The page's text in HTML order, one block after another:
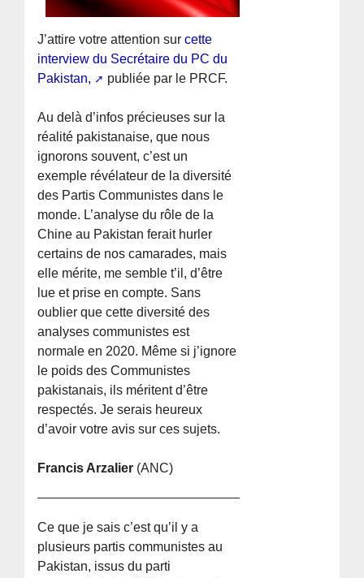
J’attire votre attention surcette
interview du Secrétaire du PC du
Pakistan,
publiée par le PRCF.
Au delà d’infos précieuses sur la
réalité pakistanaise, que nous
ignorons souvent, c’est un
exemple révélateur de la diversité
des Partis Communistes dans le
monde. L’analyse du rôle de la
Chine au Pakistan ferait hurler
certains de nos camarades, mais
elle mérite, me semble t’il, d’être
lue et prise en compte. Sans
oublier que cette diversité des
analyses communistes est
normale en 2020. Même si j’ignore
le poids des Communistes
pakistanais, ils méritent d’être
respectés. Je serais heureux
d’avoir votre avis sur ces sujets.
Francis Arzalier (ANC)
Ce que je sais c’est qu’il y a
plusieurs partis communistes au
Pakistan, issus du parti